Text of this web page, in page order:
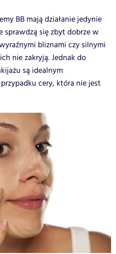
BB mają działanie jedynie
sprawdzą się zbyt dobrze w
bliznami czy silnymi
nie zakryją. Jednak do
są idealnym
cery, która nie jest